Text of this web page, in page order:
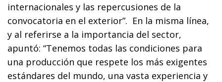
internacionales y las repercusiones de la
convocatoria en el exterior”. En la misma línea,
y al referirse a la importancia del sector,
apuntó: “Tenemos todas las condiciones para
una producción que respete los más exigentes
estándares del mundo, una vasta experiencia y